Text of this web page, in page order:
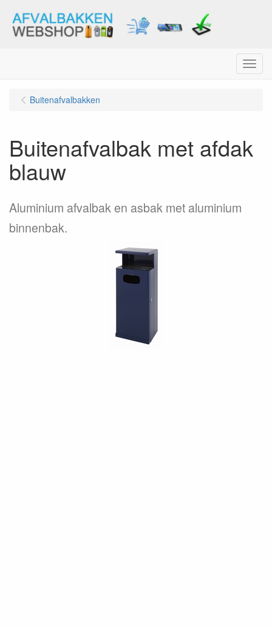
Menu
Buitenafvalbakken
Buitenafvalbak met afdak
blauw
Aluminium afvalbak en asbak met aluminium
binnenbak.